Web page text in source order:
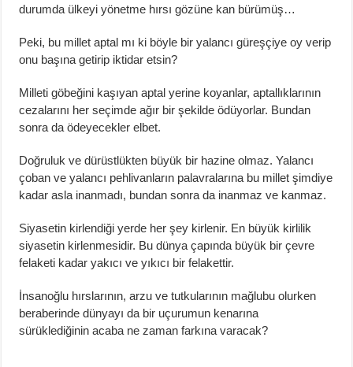
durumda ülkeyi yönetme hırsı gözüne kan bürümüş…
Peki, bu millet aptal mı ki böyle bir yalancı güreşçiye oy verip
onu başına getirip iktidar etsin?
Milleti göbeğini kaşıyan aptal yerine koyanlar, aptallıklarının
cezalarını her seçimde ağır bir şekilde ödüyorlar. Bundan
sonra da ödeyecekler elbet.
Doğruluk ve dürüstlükten büyük bir hazine olmaz. Yalancı
çoban ve yalancı pehlivanların palavralarına bu millet şimdiye
kadar asla inanmadı, bundan sonra da inanmaz ve kanmaz.
Siyasetin kirlendiği yerde her şey kirlenir. En büyük kirlilik
siyasetin kirlenmesidir. Bu dünya çapında büyük bir çevre
felaketi kadar yakıcı ve yıkıcı bir felakettir.
İnsanoğlu hırslarının, arzu ve tutkularının mağlubu olurken
beraberinde dünyayı da bir uçurumun kenarına
sürüklediğinin acaba ne zaman farkına varacak?